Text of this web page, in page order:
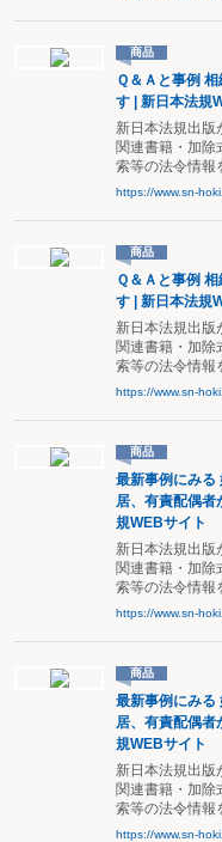
商品
Ｑ＆Ａと事例
す | 新日本法規
新日本法規出版
関連書籍・加除
索等の法令情報
https://www.sn-
商品
Ｑ＆Ａと事例
す | 新日本法規
新日本法規出版
関連書籍・加除
索等の法令情報
https://www.sn-
商品
最新事例にみる
居、有責配偶者
規WEBサイト
新日本法規出版
関連書籍・加除
索等の法令情報
https://www.sn-
商品
最新事例にみる
居、有責配偶者
規WEBサイト
新日本法規出版
関連書籍・加除
索等の法令情報
https://www.sn-